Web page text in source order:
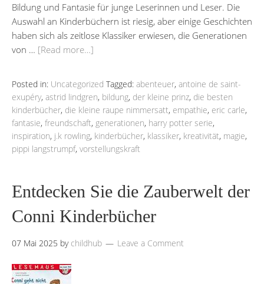
Bildung und Fantasie für junge Leserinnen und Leser. Die
Auswahl an Kinderbüchern ist riesig, aber einige Geschichten
haben sich als zeitlose Klassiker erwiesen, die Generationen
von … [Read more…]
Posted in: Uncategorized Tagged: abenteuer, antoine de saint-
exupéry, astrid lindgren, bildung, der kleine prinz, die besten
kinderbücher, die kleine raupe nimmersatt, empathie, eric carle,
fantasie, freundschaft, generationen, harry potter serie,
inspiration, j.k rowling, kinderbücher, klassiker, kreativität, magie,
pippi langstrumpf, vorstellungskraft
Entdecken Sie die Zauberwelt der
Conni Kinderbücher
07 Mai 2025 by childhub Leave a Comment